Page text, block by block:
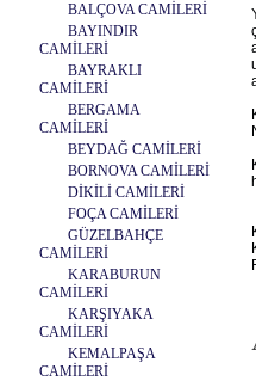
BALÇOVA CAMİLERİ
BAYINDIR
CAMİLERİ
BAYRAKLI
CAMİLERİ
BERGAMA
CAMİLERİ
BEYDAĞ CAMİLERİ
BORNOVA CAMİLERİ
DİKİLİ CAMİLERİ
FOÇA CAMİLERİ
GÜZELBAHÇE
CAMİLERİ
KARABURUN
CAMİLERİ
KARŞIYAKA
CAMİLERİ
KEMALPAŞA
CAMİLERİ